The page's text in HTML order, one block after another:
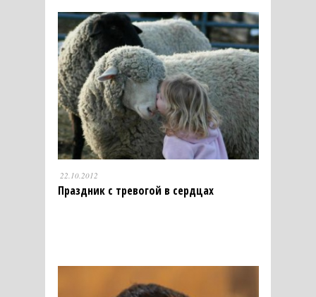
22.10.2012
Праздник с тревогой в сердцах